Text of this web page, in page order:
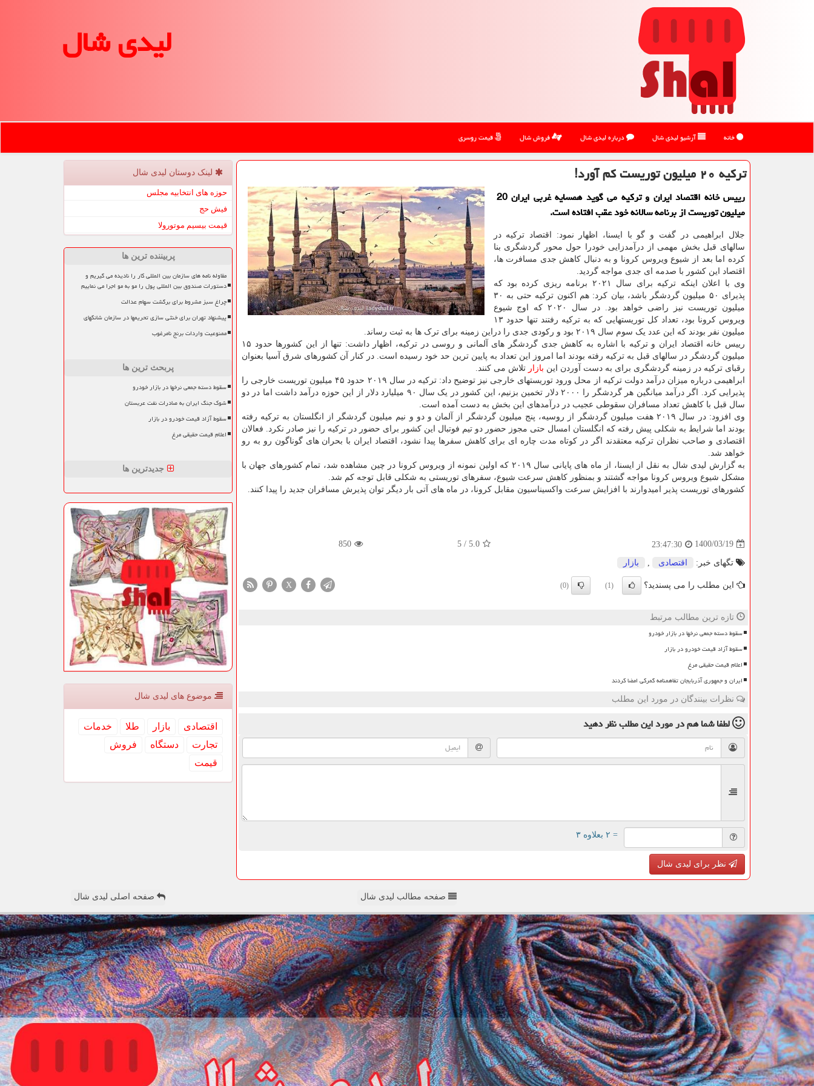
لیدی شال
خانه آرشیو لیدی شال درباره لیدی شال فروش شال قیمت روسری
تركیه ۲۰ میلیون توریست كم آورد!
رییس خانه اقتصاد ایران و ترکیه می گوید همسایه غربی ایران 20
میلیون توریست از برنامه سالانه خود عقب افتاده است.
جلال ابراهیمی در گفت و گو با ایسنا، اظهار نمود: اقتصاد ترکیه در
سالهای قبل بخش مهمی از درآمدزایی خودرا حول محور گردشگری بنا
کرده اما بعد از شیوع ویروس کرونا و به دنبال کاهش جدی مسافرت ها،
اقتصاد این کشور با صدمه ای جدی مواجه گردید.
وی با اعلان اینکه ترکیه برای سال ۲۰۲۱ برنامه ریزی کرده بود که
پذیرای ۵۰ میلیون گردشگر باشد، بیان کرد: هم اکنون ترکیه حتی به ۳۰
میلیون توریست نیز راضی خواهد بود. در سال ۲۰۲۰ که اوج شیوع
ویروس کرونا بود، تعداد کل توریستهایی که به ترکیه رفتند تنها حدود ۱۳
میلیون نفر بودند که این عدد یک سوم سال ۲۰۱۹ بود و رکودی جدی را دراین زمینه برای ترک ها به ثبت رساند.
رییس خانه اقتصاد ایران و ترکیه با اشاره به کاهش جدی گردشگر های آلمانی و روسی در ترکیه، اظهار داشت: تنها از این کشورها حدود ۱۵
میلیون گردشگر در سالهای قبل به ترکیه رفته بودند اما امروز این تعداد به پایین ترین حد خود رسیده است. در کنار آن کشورهای شرق آسیا بعنوان
رقبای ترکیه در زمینه گردشگری برای به دست آوردن این بازار تلاش می کنند.
ابراهیمی درباره میزان درآمد دولت ترکیه از محل ورود توریستهای خارجی نیز توضیح داد: ترکیه در سال ۲۰۱۹ حدود ۴۵ میلیون توریست خارجی را
پذیرایی کرد. اگر درآمد میانگین هر گردشگر را ۲۰۰۰ دلار تخمین بزنیم، این کشور در یک سال ۹۰ میلیارد دلار از این حوزه درآمد داشت اما در دو
سال قبل با کاهش تعداد مسافران سقوطی عجیب در درآمدهای این بخش به دست آمده است.
وی افزود: در سال ۲۰۱۹ هفت میلیون گردشگر از روسیه، پنج میلیون گردشگر از آلمان و دو و نیم میلیون گردشگر از انگلستان به ترکیه رفته
بودند اما شرایط به شکلی پیش رفته که انگلستان امسال حتی مجوز حضور دو تیم فوتبال این کشور برای حضور در ترکیه را نیز صادر نکرد. فعالان
اقتصادی و صاحب نظران ترکیه معتقدند اگر در کوتاه مدت چاره ای برای کاهش سفرها پیدا نشود، اقتصاد ایران با بحران های گوناگون رو به رو
خواهد شد.
به گزارش لیدی شال به نقل از ایسنا، از ماه های پایانی سال ۲۰۱۹ که اولین نمونه از ویروس کرونا در چین مشاهده شد، تمام کشورهای جهان با
مشکل شیوع ویروس کرونا مواجه گشتند و بمنظور کاهش سرعت شیوع، سفرهای توریستی به شکلی قابل توجه کم شد.
کشورهای توریست پذیر امیدوارند با افزایش سرعت واکسیناسیون مقابل کرونا، در ماه های آتی بار دیگر توان پذیرش مسافران جدید را پیدا کنند.
1400/03/19
23:47:30
5.0
/
5
850
تگهای خبر: اقتصادی بازار
این مطلب را می پسندید؟ (1)
(0)
X
تازه ترین مطالب مرتبط
سقوط دسته جمعی نرخها در بازار خودرو
سقوط آزاد قیمت خودرو در بازار
اعلام قیمت حقیقی مرغ
ایران و جمهوری آذربایجان تفاهمنامه گمرکی امضا کردند
نظرات بینندگان در مورد این مطلب
لطفا شما همدر مورد این مطلبنظر دهید
= ۲ بعلاوه ۳
نظر برای لیدی شال
لینک دوستان لیدی شال
حوزه های انتخابیه مجلس
فیش حج
قیمت بیسیم موتورولا
پربیننده ترین ها
مقاوله نامه های سازمان بین المللی کار را نادیده می گیریم و
دستورات صندوق بین المللی پول را مو به مو اجرا می نماییم
چراغ سبز مشروط برای برگشت سهام عدالت
پیشنهاد تهران برای خنثی سازی تحریمها در سازمان شانگهای
ممنوعیت واردات برنج نامرغوب
پربحث ترین ها
سقوط دسته جمعی نرخها در بازار خودرو
شوک جنگ ایران به صادرات نفت عربستان
سقوط آزاد قیمت خودرو در بازار
اعلام قیمت حقیقی مرغ
جدیدترین ها
موضوع های لیدی شال
اقتصادی بازار طلا
خدمات
تجارت
دستگاه
فروش
قیمت
صفحه مطالب لیدی شال صفحه اصلی لیدی شال